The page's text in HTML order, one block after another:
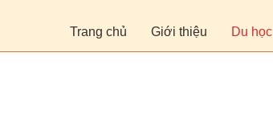
Trang chủ Giới thiệu Du học